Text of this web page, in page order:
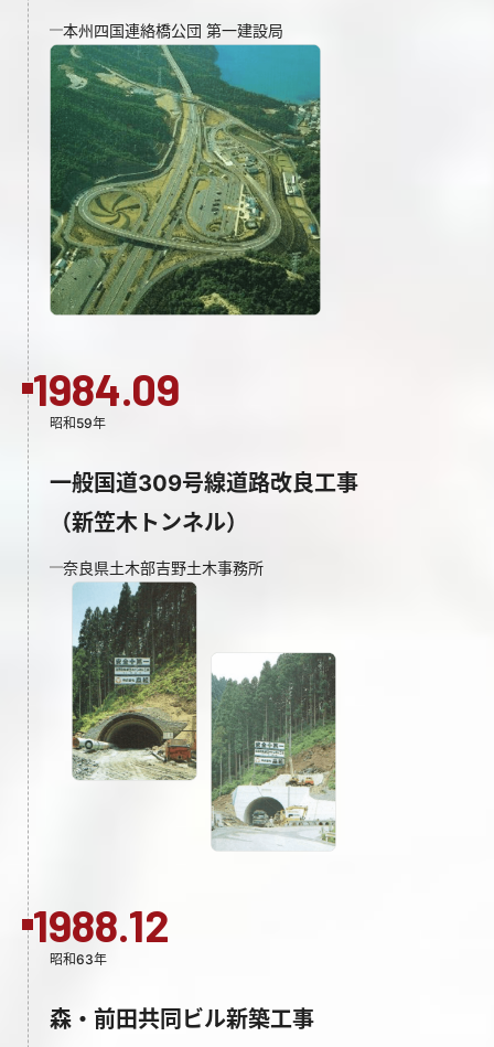
本州四国連絡橋公団 第一建設局
1984.09
昭和59年
一般国道309号線道路改良工事
（新笠木トンネル）
奈良県土木部吉野土木事務所
1988.12
昭和63年
森・前田共同ビル新築工事